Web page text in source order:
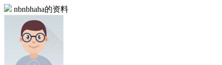
nbnbhaha的资料